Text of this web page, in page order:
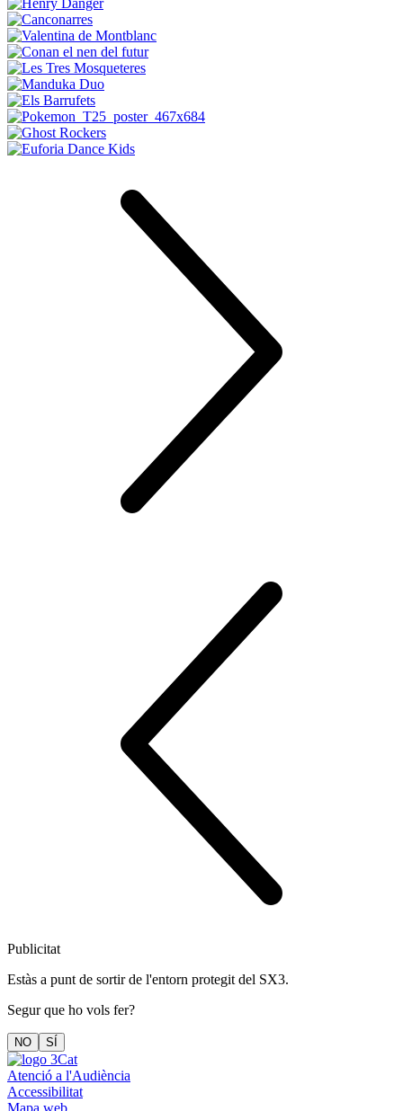
Publicitat
Estàs a punt de sortir de l'entorn protegit del SX3.
Segur que ho vols fer?
NO SÍ
Atenció a l'Audiència
Accessibilitat
Mapa web